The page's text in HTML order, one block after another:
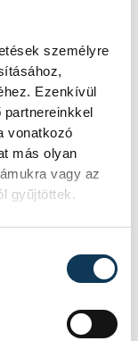
személyre
Ezenkívül
partnereinkkel
vonatkozó
más olyan
vagy az
gyűjtöttek.
annyi